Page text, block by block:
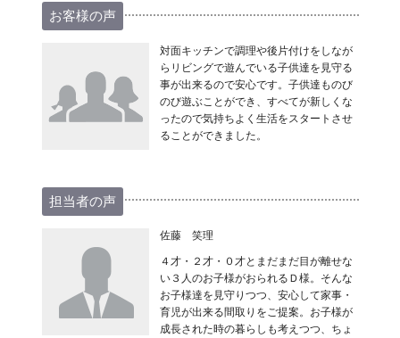
お客様の声
対面キッチンで調理や後片付けをしなが
らリビングで遊んでいる子供達を見守る
事が出来るので安心です。子供達ものび
のび遊ぶことができ、すべてが新しくな
ったので気持ちよく生活をスタートさせ
ることができました。
担当者の声
佐藤 笑理
４才・２才・０才とまだまだ目が離せな
い３人のお子様がおられるＤ様。そんな
お子様達を見守りつつ、安心して家事・
育児が出来る間取りをご提案。お子様が
成長された時の暮らしも考えつつ、ちょ